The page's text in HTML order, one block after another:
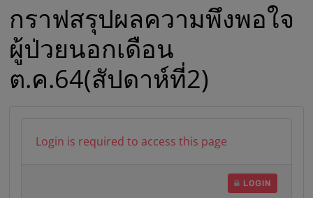
ย
า
กราฟสรุปผลความพึงพอใจ
ผู้ป่วยนอกเดือน
ต.ค.64(สัปดาห์ที่2)
Login is required to access this page
LOGIN